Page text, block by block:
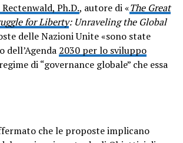
Ph.D., autore di «The Great
for Liberty: Unraveling the Global
delle Nazioni Unite «sono state
dell’Agenda 2030 per lo sviluppo
di “governance globale” che essa
che le proposte implicano